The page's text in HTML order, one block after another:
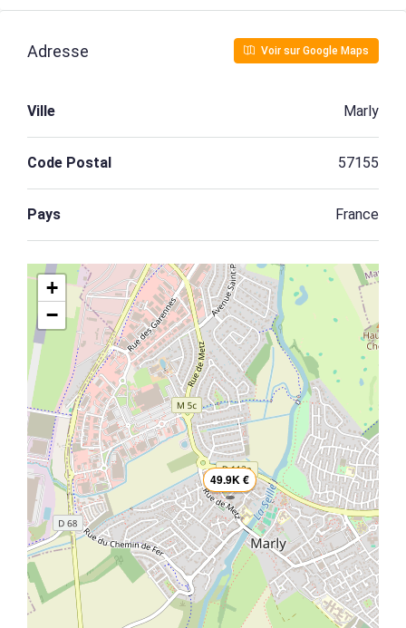
Adresse Voir sur Google Maps
Ville Marly
Code Postal 57155
Pays France
49.9K €
+
−